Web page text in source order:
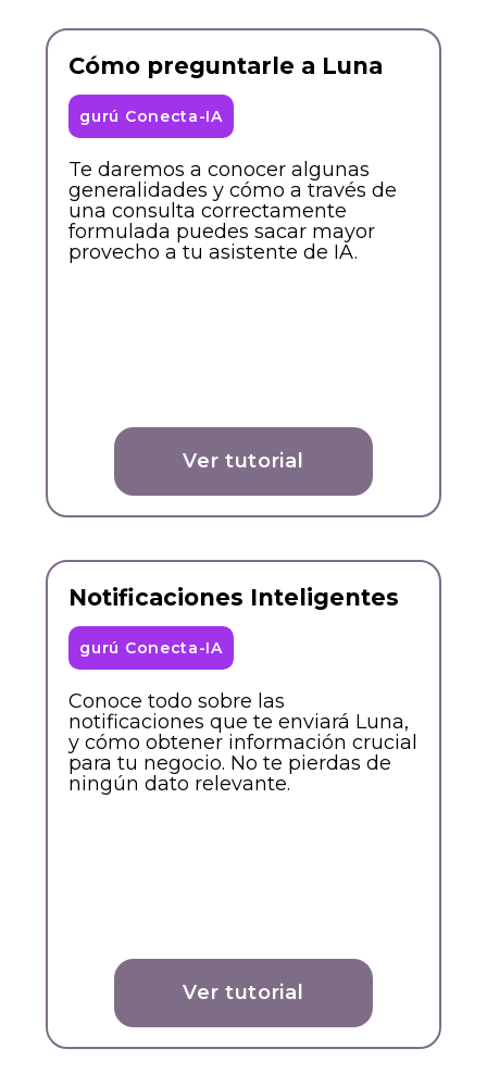
Cómo preguntarle a Luna
gurú Conecta-IA
Te daremos a conocer algunas
generalidades y cómo a través de
una consulta correctamente
formulada puedes sacar mayor
provecho a tu asistente de IA.
Ver tutorial
Notificaciones Inteligentes
gurú Conecta-IA
Conoce todo sobre las
notificaciones que te enviará Luna,
y cómo obtener información crucial
para tu negocio. No te pierdas de
ningún dato relevante.
Ver tutorial